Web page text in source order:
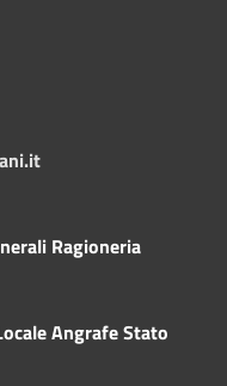
Ragioneria
Angrafe Stato